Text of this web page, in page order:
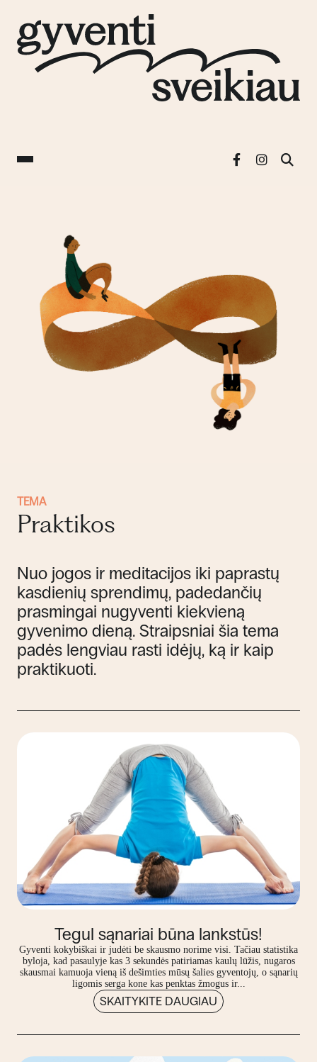
TEMA
Praktikos
Nuo jogos ir meditacijos iki paprastų
kasdienių sprendimų, padedančių
prasmingai nugyventi kiekvieną
gyvenimo dieną. Straipsniai šia tema
padės lengviau rasti idėjų, ką ir kaip
praktikuoti.
Tegul sąnariai būna lankstūs!
Gyventi kokybiškai ir judėti be skausmo norime visi. Tačiau statistika
byloja, kad pasaulyje kas 3 sekundės patiriamas kaulų lūžis, nugaros
skausmai kamuoja vieną iš dešimties mūsų šalies gyventojų, o sąnarių
ligomis serga kone kas penktas žmogus ir...
SKAITYKITE DAUGIAU